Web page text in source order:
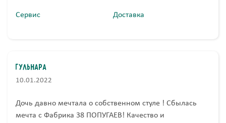
Сервис Доставка
Гульнара
10.01.2022
Дочь давно мечтала о собственном стуле ! Сбылась
мечта с Фабрика 38 ПОПУГАЕВ! Качество и